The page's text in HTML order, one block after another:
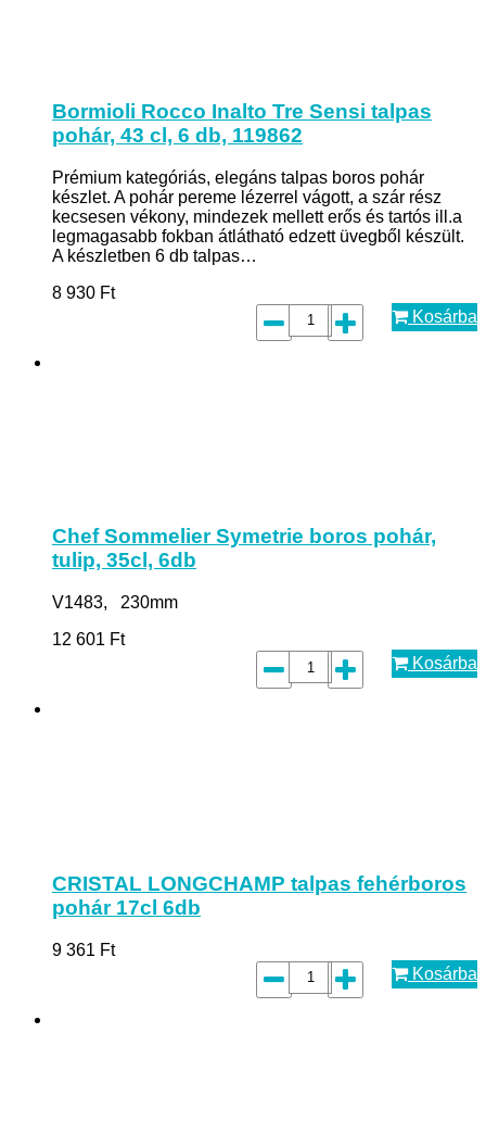
Bormioli Rocco Inalto Tre Sensi talpas
pohár, 43 cl, 6 db, 119862
Prémium kategóriás, elegáns talpas boros pohár
készlet. A pohár pereme lézerrel vágott, a szár rész
kecsesen vékony, mindezek mellett erős és tartós ill.a
legmagasabb fokban átlátható edzett üvegből készült.
A készletben 6 db talpas…
8 930 Ft
Kosárba
Chef Sommelier Symetrie boros pohár,
tulip, 35cl, 6db
V1483, 230mm
12 601 Ft
Kosárba
CRISTAL LONGCHAMP talpas fehérboros
pohár 17cl 6db
9 361 Ft
Kosárba